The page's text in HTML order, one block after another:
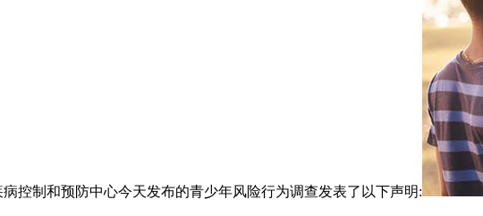
控制和预防中心今天发布的青少年风险行为调查发表了以下声明: